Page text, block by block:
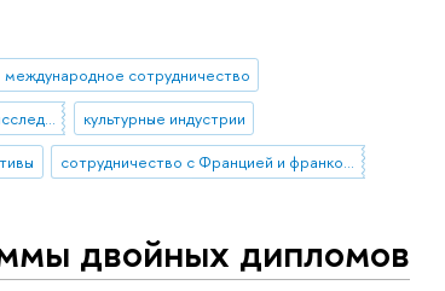
международное сотрудничество
иностранные преподаватели и исследователи
культурные индустрии
сотрудничество с Францией и франкоязычными странами
двойных дипломов